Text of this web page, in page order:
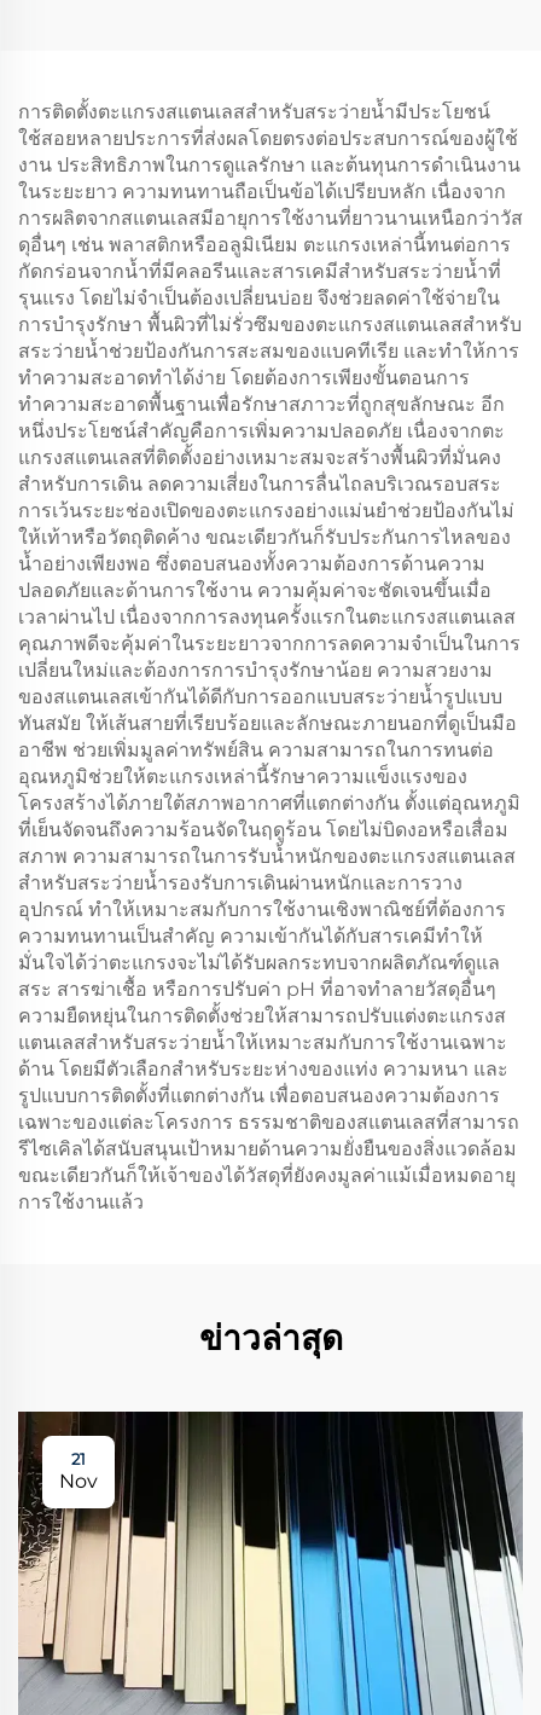
การติดตั้งตะแกรงสแตนเลสสำหรับสระว่ายน้ำมีประโยชน์
ใช้สอยหลายประการที่ส่งผลโดยตรงต่อประสบการณ์ของผู้ใช้
งาน ประสิทธิภาพในการดูแลรักษา และต้นทุนการดำเนินงาน
ในระยะยาว ความทนทานถือเป็นข้อได้เปรียบหลัก เนื่องจาก
การผลิตจากสแตนเลสมีอายุการใช้งานที่ยาวนานเหนือกว่าวัส
ดุอื่นๆ เช่น พลาสติกหรืออลูมิเนียม ตะแกรงเหล่านี้ทนต่อการ
กัดกร่อนจากน้ำที่มีคลอรีนและสารเคมีสำหรับสระว่ายน้ำที่
รุนแรง โดยไม่จำเป็นต้องเปลี่ยนบ่อย จึงช่วยลดค่าใช้จ่ายใน
การบำรุงรักษา พื้นผิวที่ไม่รั่วซึมของตะแกรงสแตนเลสสำหรับ
สระว่ายน้ำช่วยป้องกันการสะสมของแบคทีเรีย และทำให้การ
ทำความสะอาดทำได้ง่าย โดยต้องการเพียงขั้นตอนการ
ทำความสะอาดพื้นฐานเพื่อรักษาสภาวะที่ถูกสุขลักษณะ อีก
หนึ่งประโยชน์สำคัญคือการเพิ่มความปลอดภัย เนื่องจากตะ
แกรงสแตนเลสที่ติดตั้งอย่างเหมาะสมจะสร้างพื้นผิวที่มั่นคง
สำหรับการเดิน ลดความเสี่ยงในการลื่นไถลบริเวณรอบสระ
การเว้นระยะช่องเปิดของตะแกรงอย่างแม่นยำช่วยป้องกันไม่
ให้เท้าหรือวัตถุติดค้าง ขณะเดียวกันก็รับประกันการไหลของ
น้ำอย่างเพียงพอ ซึ่งตอบสนองทั้งความต้องการด้านความ
ปลอดภัยและด้านการใช้งาน ความคุ้มค่าจะชัดเจนขึ้นเมื่อ
เวลาผ่านไป เนื่องจากการลงทุนครั้งแรกในตะแกรงสแตนเลส
คุณภาพดีจะคุ้มค่าในระยะยาวจากการลดความจำเป็นในการ
เปลี่ยนใหม่และต้องการการบำรุงรักษาน้อย ความสวยงาม
ของสแตนเลสเข้ากันได้ดีกับการออกแบบสระว่ายน้ำรูปแบบ
ทันสมัย ให้เส้นสายที่เรียบร้อยและลักษณะภายนอกที่ดูเป็นมือ
อาชีพ ช่วยเพิ่มมูลค่าทรัพย์สิน ความสามารถในการทนต่อ
อุณหภูมิช่วยให้ตะแกรงเหล่านี้รักษาความแข็งแรงของ
โครงสร้างได้ภายใต้สภาพอากาศที่แตกต่างกัน ตั้งแต่อุณหภูมิ
ที่เย็นจัดจนถึงความร้อนจัดในฤดูร้อน โดยไม่บิดงอหรือเสื่อม
สภาพ ความสามารถในการรับน้ำหนักของตะแกรงสแตนเลส
สำหรับสระว่ายน้ำรองรับการเดินผ่านหนักและการวาง
อุปกรณ์ ทำให้เหมาะสมกับการใช้งานเชิงพาณิชย์ที่ต้องการ
ความทนทานเป็นสำคัญ ความเข้ากันได้กับสารเคมีทำให้
มั่นใจได้ว่าตะแกรงจะไม่ได้รับผลกระทบจากผลิตภัณฑ์ดูแล
สระ สารฆ่าเชื้อ หรือการปรับค่า pH ที่อาจทำลายวัสดุอื่นๆ
ความยืดหยุ่นในการติดตั้งช่วยให้สามารถปรับแต่งตะแกรงส
แตนเลสสำหรับสระว่ายน้ำให้เหมาะสมกับการใช้งานเฉพาะ
ด้าน โดยมีตัวเลือกสำหรับระยะห่างของแท่ง ความหนา และ
รูปแบบการติดตั้งที่แตกต่างกัน เพื่อตอบสนองความต้องการ
เฉพาะของแต่ละโครงการ ธรรมชาติของสแตนเลสที่สามารถ
รีไซเคิลได้สนับสนุนเป้าหมายด้านความยั่งยืนของสิ่งแวดล้อม
ขณะเดียวกันก็ให้เจ้าของได้วัสดุที่ยังคงมูลค่าแม้เมื่อหมดอายุ
การใช้งานแล้ว
ข่าวล่าสุด
21
Nov